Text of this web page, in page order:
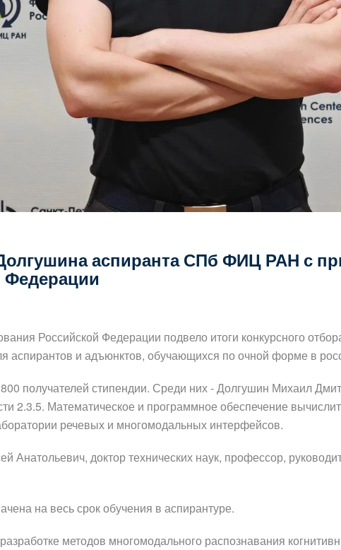
аспиранта СПб ФИЦ РАН с
Федерации
Российской Федерации подвело итоги конкурсного
аспирантов и адъюнктов, обучающихся по очной форме в
получателей стипендии. Среди них - Долгушин Михаил
2.3.5. Математическое и программное обеспечение
речевых и многомодальных интерфейсов.
Анатольевич, доктор технических наук, профессор,
на весь срок обучения в аспирантуре.
методов многомодального распознавания